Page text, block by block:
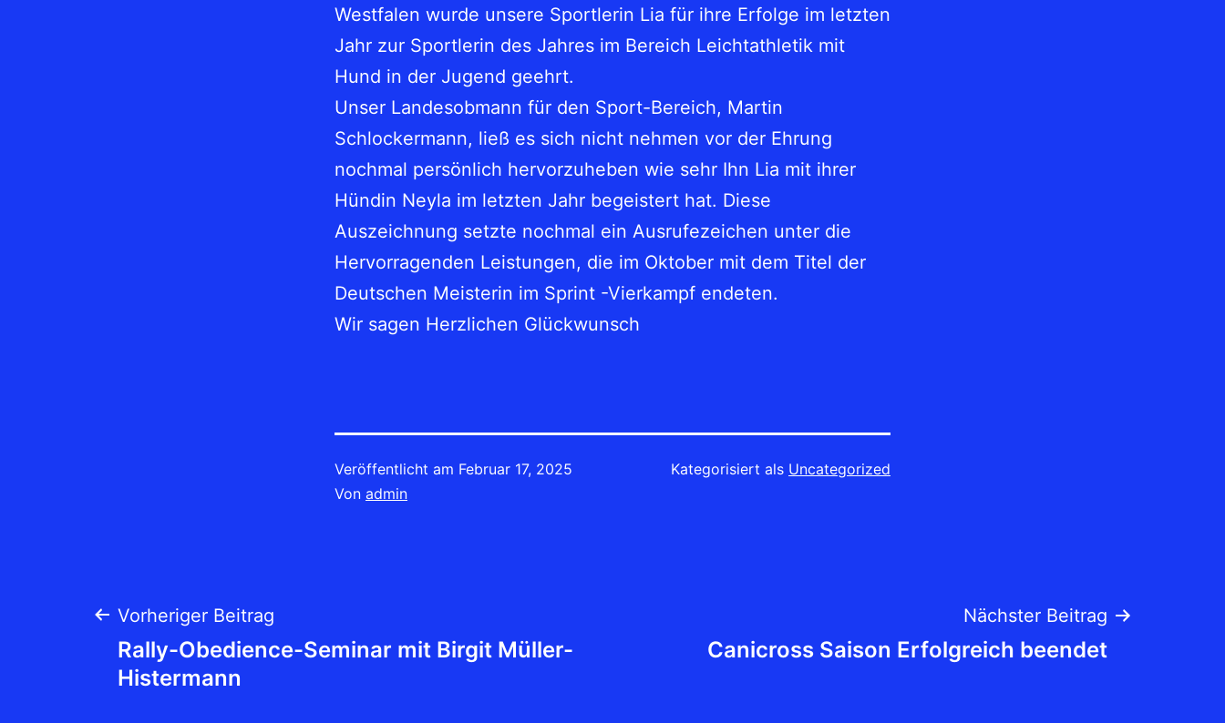
Westfalen wurde unsere Sportlerin Lia für ihre Erfolge im letzten
Jahr zur Sportlerin des Jahres im Bereich Leichtathletik mit
Hund in der Jugend geehrt.
Unser Landesobmann für den Sport-Bereich, Martin
Schlockermann, ließ es sich nicht nehmen vor der Ehrung
nochmal persönlich hervorzuheben wie sehr Ihn Lia mit ihrer
Hündin Neyla im letzten Jahr begeistert hat. Diese
Auszeichnung setzte nochmal ein Ausrufezeichen unter die
Hervorragenden Leistungen, die im Oktober mit dem Titel der
Deutschen Meisterin im Sprint -Vierkampf endeten.
Wir sagen Herzlichen Glückwunsch
Veröffentlicht am Februar 17, 2025
Von admin
Kategorisiert als Uncategorized
Beitrags-
Navigation
Vorheriger Beitrag
Rally-Obedience-Seminar mit Birgit Müller-
Histermann
Nächster Beitrag
Canicross Saison Erfolgreich beendet